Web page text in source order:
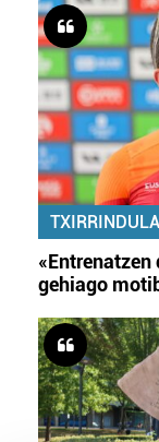
gehiago